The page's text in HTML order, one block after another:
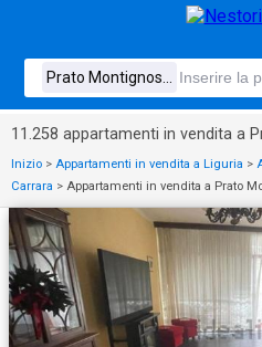
11.258 appartamenti in vendita a
Inizio > Appartamenti in vendita a Liguria >
Carrara > Appartamenti in vendita a Prato